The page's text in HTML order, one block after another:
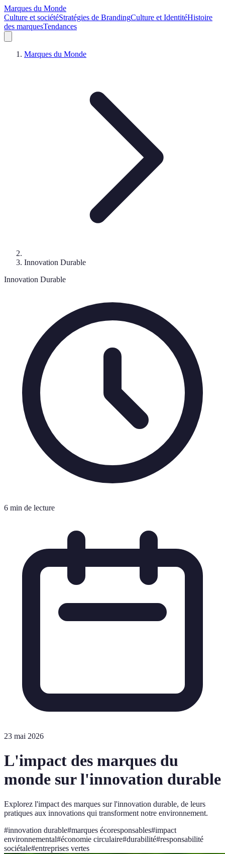
Marques du Monde
Culture et sociétéStratégies de BrandingCulture et IdentitéHistoire
des marquesTendances
Marques du Monde
Innovation Durable
Innovation Durable
6 min de lecture
23 mai 2026
L'impact des marques du
monde sur l'innovation durable
Explorez l'impact des marques sur l'innovation durable, de leurs
pratiques aux innovations qui transforment notre environnement.
#innovation durable#marques écoresponsables#impact
environnemental#économie circulaire#durabilité#responsabilité
sociétale#entreprises vertes